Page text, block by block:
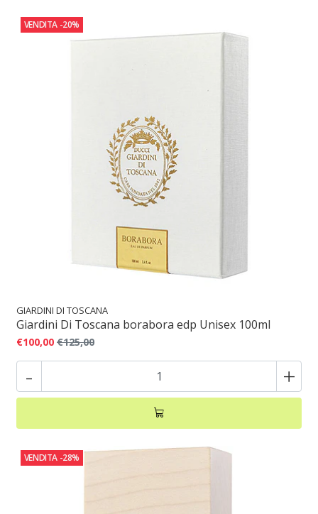
VENDITA -20%
GIARDINI DI TOSCANA
Giardini Di Toscana borabora edp Unisex 100ml
€100,00 €125,00
- +
VENDITA -28%